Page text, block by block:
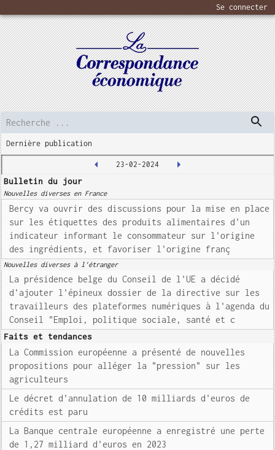
Se connecter
Dernière publication
23-02-2024
Bulletin du jour
Nouvelles diverses en France
Bercy va ouvrir des discussions pour la mise en place
sur les étiquettes des produits alimentaires d'un
indicateur informant le consommateur sur l'origine
des ingrédients, et favoriser l'origine franç
Nouvelles diverses à l'étranger
La présidence belge du Conseil de l'UE a décidé
d'ajouter l'épineux dossier de la directive sur les
travailleurs des plateformes numériques à l'agenda du
Conseil "Emploi, politique sociale, santé et c
Faits et tendances
La Commission européenne a présenté de nouvelles
propositions pour alléger la "pression" sur les
agriculteurs
Le décret d'annulation de 10 milliards d'euros de
crédits est paru
La Banque centrale européenne a enregistré une perte
de 1,27 milliard d'euros en 2023